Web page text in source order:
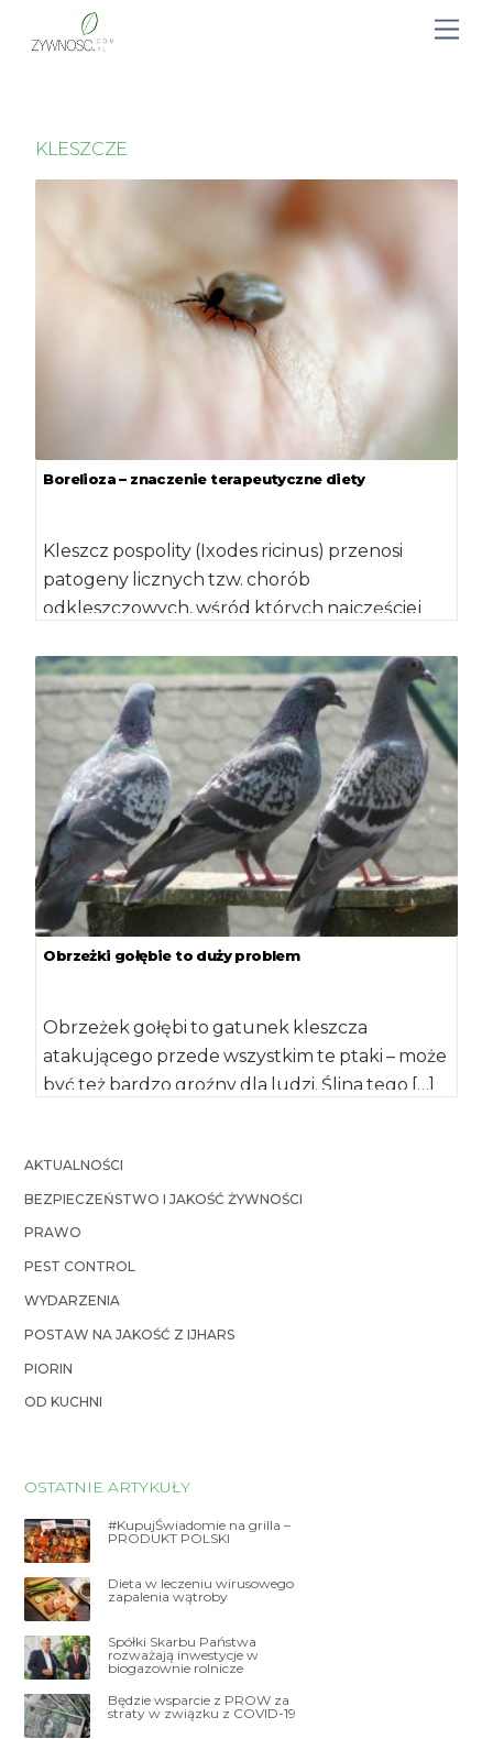
KLESZCZE
Borelioza – znaczenie terapeutyczne diety
Kleszcz pospolity (Ixodes ricinus) przenosi
patogeny licznych tzw. chorób
odkleszczowych, wśród których najczęściej
i kleszczowe zapalenie mózgu. […]
Obrzeżki gołębie to duży problem
Obrzeżek gołębi to gatunek kleszcza
atakującego przede wszystkim te ptaki – może
być też bardzo groźny dla ludzi. Ślina tego […]
AKTUALNOŚCI
BEZPIECZEŃSTWO I JAKOŚĆ ŻYWNOŚCI
PRAWO
PEST CONTROL
WYDARZENIA
POSTAW NA JAKOŚĆ Z IJHARS
PIORIN
OD KUCHNI
OSTATNIE ARTYKUŁY
#KupujŚwiadomie na grilla –
PRODUKT POLSKI
Dieta w leczeniu wirusowego
zapalenia wątroby
Spółki Skarbu Państwa
rozważają inwestycje w
biogazownie rolnicze
Będzie wsparcie z PROW za
straty w związku z COVID-19